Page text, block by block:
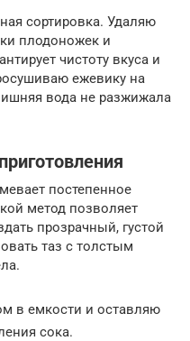
сортировка. Удаляю
плодоножек и
чистоту вкуса и
ежевику на
вода не разжижала
постепенное
метод позволяет
прозрачный, густой
таз с толстым
в емкости и оставляю
сока.